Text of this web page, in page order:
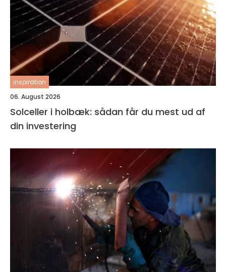
inspiration
06. August 2026
Solceller i holbæk: sådan får du mest ud af
din investering